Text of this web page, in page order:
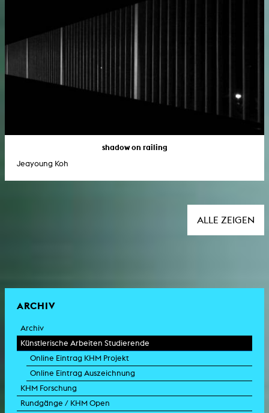
shadow on railing
Jeayoung Koh
ALLE ZEIGEN
ARCHIV
Archiv
Künstlerische Arbeiten Studierende
Online Eintrag KHM Projekt
Online Eintrag Auszeichnung
KHM Forschung
Rundgänge / KHM Open